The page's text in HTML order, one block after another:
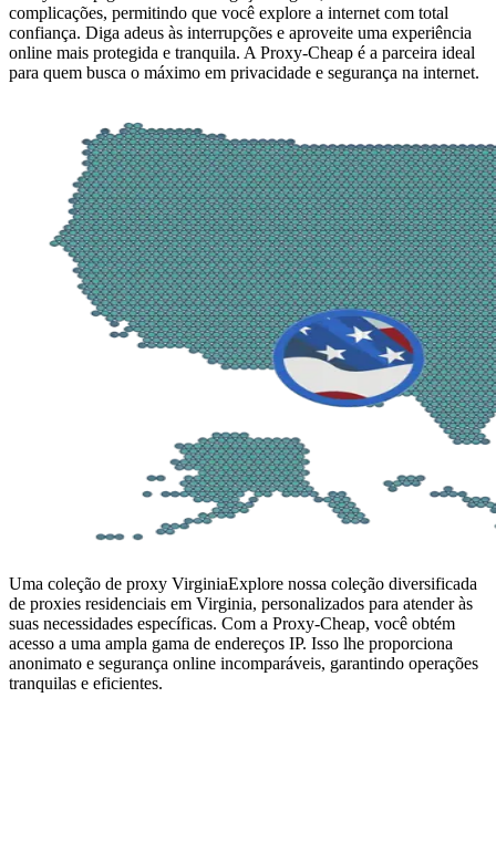
complicações, permitindo que você explore a internet com total
confiança. Diga adeus às interrupções e aproveite uma experiência
online mais protegida e tranquila. A Proxy-Cheap é a parceira ideal
para quem busca o máximo em privacidade e segurança na internet.
Uma coleção de proxy VirginiaExplore nossa coleção diversificada
de proxies residenciais em Virginia, personalizados para atender às
suas necessidades específicas. Com a Proxy-Cheap, você obtém
acesso a uma ampla gama de endereços IP. Isso lhe proporciona
anonimato e segurança online incomparáveis, garantindo operações
tranquilas e eficientes.